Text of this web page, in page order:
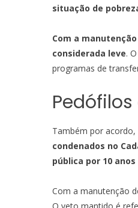
situação de
Com a
considerada leve.
programas de
Também por
condenados no
pública por 10
Com a manutenção